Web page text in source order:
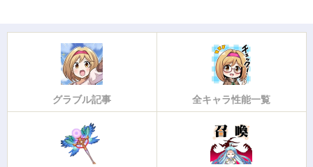
グラブル記事 全キャラ性能一覧